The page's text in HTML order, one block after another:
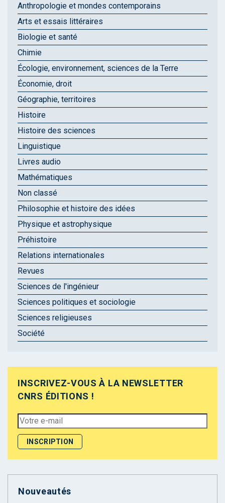
Anthropologie et mondes contemporains
Arts et essais littéraires
Biologie et santé
Chimie
Écologie, environnement, sciences de la Terre
Économie, droit
Géographie, territoires
Histoire
Histoire des sciences
Linguistique
Livres audio
Mathématiques
Non classé
Philosophie et histoire des idées
Physique et astrophysique
Préhistoire
Relations internationales
Revues
Sciences de l'ingénieur
Sciences politiques et sociologie
Sciences religieuses
Société
INSCRIVEZ-VOUS À LA NEWSLETTER
CNRS ÉDITIONS !
Nouveautés